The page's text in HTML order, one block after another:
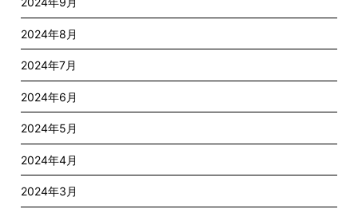
2024年8月
2024年7月
2024年6月
2024年5月
2024年4月
2024年3月